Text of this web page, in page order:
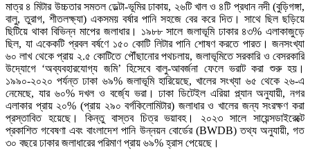
মাত্র ৪ মিটার উচ্চতার সমতল ডেল্টা-ভূমির ঢাকায়, ২৬টি খাল ও ৪টি প্রধান নদী (বুড়িগঙ্গা,
বালু, তুরাগ, শীতলক্ষ্যা) একসময় বর্ষার পানি সহজে বের করে দিত। সাথে ছিল ছড়িয়ে
ছিটিয়ে থাকা বিভিন্ন মাপের জলাধার। ১৯৮৮ সালে জলাভূমি ঢাকার ৪৩% এলাকাজুড়ে
ছিল, যা একেকটি প্রবল বর্ষণে ১৫০ কোটি লিটার পানি শোষণ করতে পারত। জনসংখ্যা
৬০ লাখ থেকে প্রায় ২.৫ কোটিতে পৌঁছানোর পথচলায়, জলাভূমিতে সরকারি ও বেসরকারি
উদ্যোগে ‘অব্যবহারযোগ্য জমি’ হিসেবে বালু-আবর্জনা ফেলে ভরাট করা শুরু হয়।
১৯৯০-২০২০ পর্যন্ত ঢাকা ৬৯% জলাভূমি হারিয়েছে, খালের সংখ্যা ৬৫ থেকে ২৬-এ
নেমেছে, যার ৬০% দখল ও বর্জ্যে ভরা। ঢাকা ডিটেইল এরিয়া প্ল্যান অনুযায়ী, নগর
এলাকার প্রায় ২০% (প্রায় ২৯০ বর্গকিলোমিটার) জলাধার ও খালের জন্য সংরক্ষণ করা
প্রস্তাবিত হয়েছে। কিন্তু বাস্তব চিত্র ভয়াবহ। ২০২৩ সালে সায়েন্সডাইরেক্টে
প্রকাশিত গবেষণা এবং বাংলাদেশ পানি উন্নয়ন বোর্ডের (BWDB) তথ্য অনুযায়ী, গত
৩০ বছরে ঢাকার জলাধারের পরিমাণ প্রায় ৬৯% হ্রাস পেয়েছে।